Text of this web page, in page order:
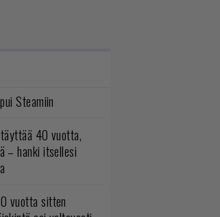
Steamiin
40 vuotta,
– hanki itsellesi
vuotta sitten